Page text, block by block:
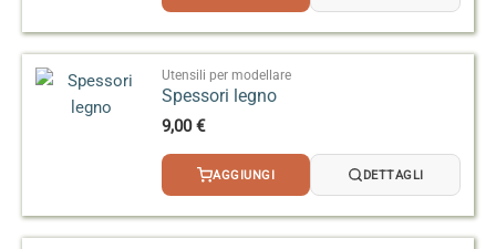
Utensili per modellare
Spessori legno
9,00€
AGGIUNGI DETTAGLI